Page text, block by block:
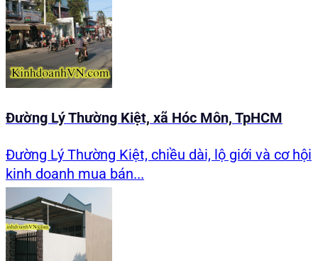
Đường Lý Thường Kiệt, xã Hóc Môn, TpHCM
Đường Lý Thường Kiệt, chiều dài, lộ giới và cơ hội
kinh doanh mua bán...